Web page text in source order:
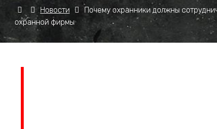
Новости
Почему охранники должны
охранной фирмы